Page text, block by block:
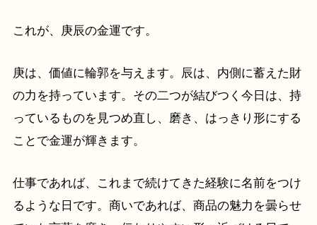
これが、庚辰の金運です。
庚は、価値に輪郭を与えます。辰は、内側に蓄えた財
の力を持っています。その二つが結びつく今日は、持
っているものを見つめ直し、磨き、はっきり形にする
ことで金運が輝きます。
仕事であれば、これまで続けてきた経験に名前をつけ
るような日です。商いであれば、商品の魅力を曇らせ